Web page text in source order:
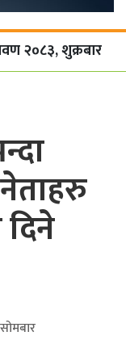
२०८३, शुक्रबार